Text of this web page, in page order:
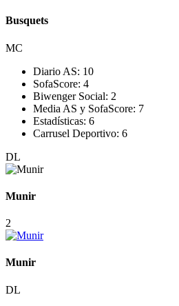
Busquets
MC
Diario AS: 10
SofaScore: 4
Biwenger Social: 2
Media AS y SofaScore: 7
Estadísticas: 6
Carrusel Deportivo: 6
DL
Munir
2
Munir
DL